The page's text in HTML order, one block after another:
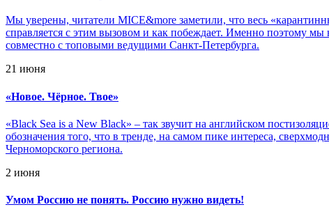
Мы уверены, читатели MICE&more заметили, что весь
справляется с этим вызовом и как побеждает. Именно поэтому
совместно с топовыми ведущими Санкт-Петербурга.
21 июня
«Новое. Чёрное. Твое»
«Black Sea is a New Black» – так звучит на английском
обозначения того, что в тренде, на самом пике интереса,
Черноморского региона.
2 июня
Умом Россию не понять. Россию нужно видеть!